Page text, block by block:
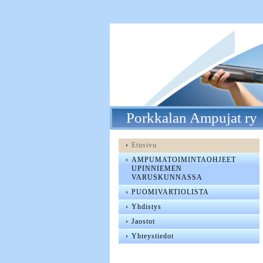
Porkkalan Ampujat ry
Etusivu
AMPUMATOIMINTAOHJEET
UPINNIEMEN
VARUSKUNNASSA
PUOMIVARTIOLISTA
Yhdistys
Jaostot
Yhteystiedot